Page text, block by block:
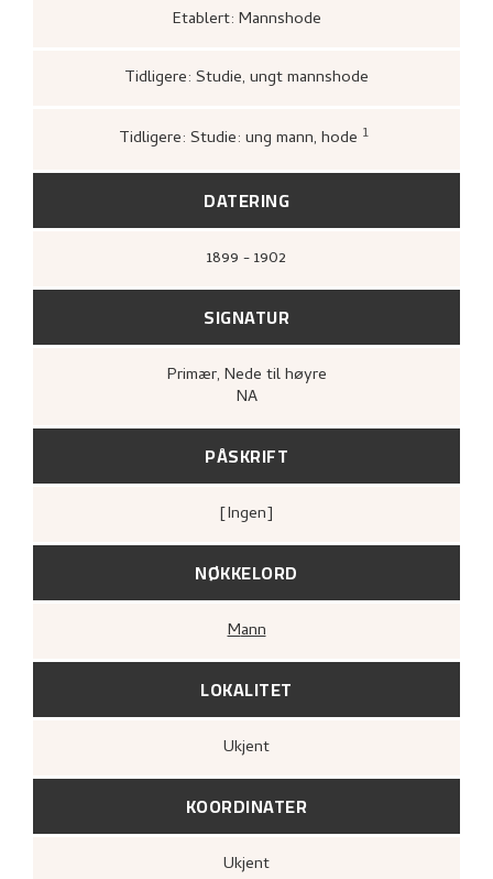
Etablert: Mannshode
Tidligere: Studie, ungt mannshode
Tidligere: Studie: ung mann, hode 1
overskridelse([Høvikodden]: Quorum
Artes, Henie-Onstad kunstsenter,
DATERING
1899 - 1902
SIGNATUR
Primær, Nede til høyre
NA
PÅSKRIFT
[ingen]
NØKKELORD
Mann
LOKALITET
Ukjent
KOORDINATER
Ukjent